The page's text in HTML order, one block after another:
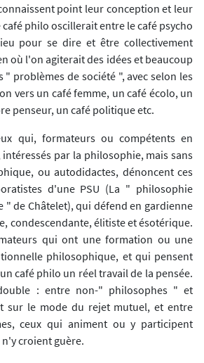
point leur conception et leur
philo oscillerait entre le café psycho
pour se dire et être collectivement
où l'on agiterait des idées et beaucoup
problèmes de société ", avec selon les
vers un café femme, un café écolo, un
penseur, un café politique etc.
qui, formateurs ou compétents en
par la philosophie, mais sans
ou autodidactes, dénoncent ces
d'une PSU (La " philosophie
" de Châtelet), qui défend en gardienne
condescendante, élitiste et ésotérique.
qui ont une formation ou une
philosophique, et qui pensent
café philo un réel travail de la pensée.
: entre non-" philosophes " et
sur le mode du rejet mutuel, et entre
ceux qui animent ou y participent
croient guère.